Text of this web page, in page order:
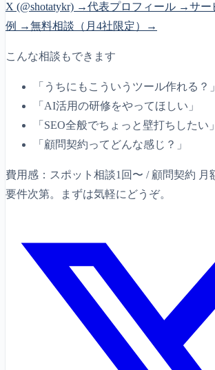
X (@shotatykr) →代表プロフィール →サー
例 →無料相談（月4社限定）→
こんな相談もできます
「うちにもこういうツール作れる？」
「AI活用の研修をやってほしい」
「SEO全般でちょっと壁打ちしたい」
「顧問契約ってどんな感じ？」
費用感：スポット相談1回〜 / 顧問契約 月
要件次第。まずは気軽にどうぞ。